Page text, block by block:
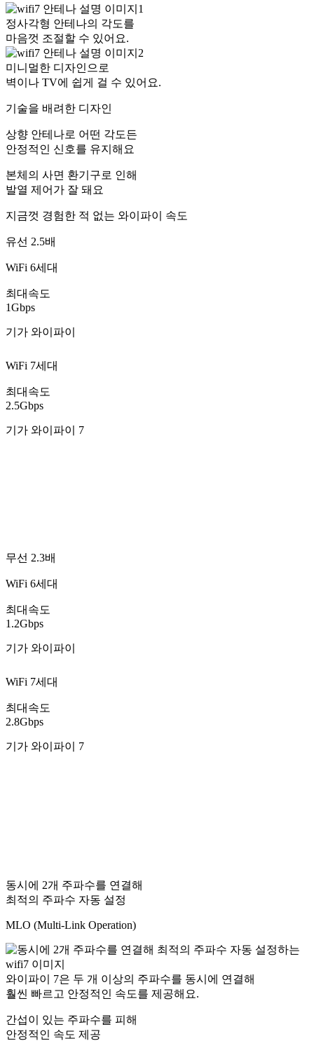
정사각형 안테나의 각도를
마음껏 조절할 수 있어요.
미니멀한 디자인으로
벽이나 TV에 쉽게 걸 수 있어요.
기술을 배려한 디자인
상향 안테나로 어떤 각도든
안정적인 신호를 유지해요
본체의 사면 환기구로 인해
발열 제어가 잘 돼요
지금껏 경험한 적 없는 와이파이 속도
유선 2.5배
WiFi 6세대
최대속도
1Gbps
기가 와이파이
WiFi 7세대
최대속도
2.5Gbps
기가 와이파이 7
무선 2.3배
WiFi 6세대
최대속도
1.2Gbps
기가 와이파이
WiFi 7세대
최대속도
2.8Gbps
기가 와이파이 7
동시에 2개 주파수를 연결해
최적의 주파수 자동 설정
MLO (Multi-Link Operation)
와이파이 7은 두 개 이상의 주파수를 동시에 연결해
훨씬 빠르고 안정적인 속도를 제공해요.
간섭이 있는 주파수를 피해
안정적인 속도 제공